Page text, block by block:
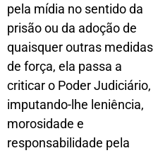
pela mídia no sentido da
prisão ou da adoção de
quaisquer outras medidas
de força, ela passa a
criticar o Poder Judiciário,
imputando-lhe leniência,
morosidade e
responsabilidade pela